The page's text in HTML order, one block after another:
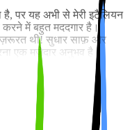
पर यह अभी से मेरी इटैलियन
करने में बहुत मददगार है।
थी! सुधार साफ़ और
एक मज़ेदार अनुभव है।